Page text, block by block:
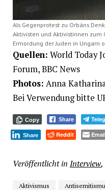
Als Gegenprotest zu Orbáns
Aktivisten und Aktivistinnen zum
Ermordung der Juden in Ungarn
Quellen: World Today
Forum, BBC News
Photos: Anna
Bei Verwendung bitte
Copy Share
Share Reddit
Veröffentlicht in Interview,
Aktivismus